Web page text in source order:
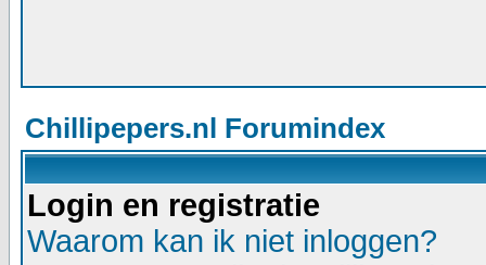
Chillipepers.nl Forumindex
Login en registratie
Waarom kan ik niet inloggen?